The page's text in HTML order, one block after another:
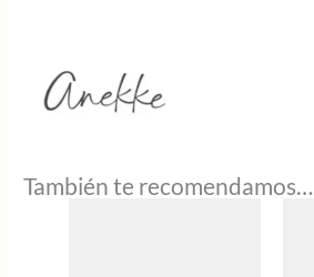
También te recomendamos…